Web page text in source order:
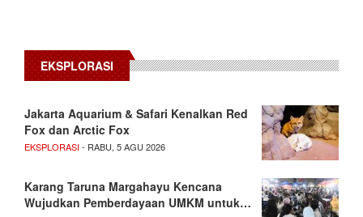
EKSPLORASI
Jakarta Aquarium & Safari Kenalkan Red
Fox dan Arctic Fox
EKSPLORASI- RABU, 5 AGU 2026
Karang Taruna Margahayu Kencana
Wujudkan Pemberdayaan UMKM untuk…